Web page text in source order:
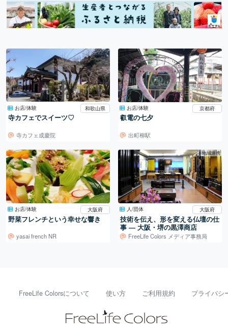
お店/体験 和歌山県
寺カフェでスイーツ♡
寺カフェ成慶院
お店/体験 京都府
叡電の七夕
出町柳駅
お店/体験 大阪府
野菜フレンチという幸せな響き
yasai french NR
地域連携
人/団体 大阪府
技術を伝え、形を変える仏壇の仕
事 ― 大阪・堺の黒澤商店
FreeLife Colors メディア事務局
FreeLife Colorsについて 使い方 ご利用規約 プライバシ